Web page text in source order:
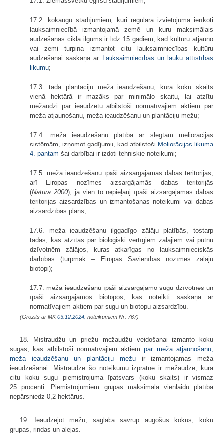
17.2. kokaugu stādījumiem, kuri regulārā izvietojumā ierīkoti
lauksaimniecībā izmantojamā zemē un kuru maksimālais
audzēšanas cikla ilgums ir līdz 15 gadiem, kad kultūru atjauno
vai zemi turpina izmantot citu lauksaimniecības kultūru
audzēšanai saskaņā ar Lauksaimniecības un lauku attīstības
likumu;
17.3. tāda plantāciju meža ieaudzēšanu, kurā koku skaits
vienā hektārā ir mazāks par minimālo skaitu, lai atzītu
mežaudzi par ieaudzētu atbilstoši normatīvajiem aktiem par
meža atjaunošanu, meža ieaudzēšanu un plantāciju mežu;
17.4. meža ieaudzēšanu platībā ar slēgtām meliorācijas
sistēmām, izņemot gadījumu, kad atbilstoši Meliorācijas likuma
4. pantam šai darbībai ir izdoti tehniskie noteikumi;
17.5. meža ieaudzēšanu īpaši aizsargājamās dabas teritorijās,
arī Eiropas nozīmes aizsargājamās dabas teritorijās
(Natura 2000), ja vien to nepieļauj īpaši aizsargājamās dabas
teritorijas aizsardzības un izmantošanas noteikumi vai dabas
aizsardzības plāns;
17.6. meža ieaudzēšanu ilggadīgo zālāju platībās, tostarp
tādās, kas atzītas par bioloģiski vērtīgiem zālājiem vai putnu
dzīvotnēm zālājos, kuras atkarīgas no lauksaimnieciskās
darbības (turpmāk – Eiropas Savienības nozīmes zālāju
biotopi);
17.7. meža ieaudzēšanu īpaši aizsargājamo sugu dzīvotnēs un
īpaši aizsargājamos biotopos, kas noteikti saskaņā ar
normatīvajiem aktiem par sugu un biotopu aizsardzību.
(Grozīts ar MK03.12.2024. noteikumiem Nr. 767)
18. Mistraudžu un priežu mežaudžu veidošanai izmanto koku
sugas, kas atbilstoši normatīvajiem aktiempar meža atjaunošanu,
meža ieaudzēšanu un plantāciju mežuir izmantojamas meža
ieaudzēšanai. Mistraudze šo noteikumu izpratnē ir mežaudze, kurā
citu koku sugu piemistrojuma īpatsvars (koku skaits) ir vismaz
25 procenti. Piemistrojumiem grupās maksimālā vienlaidu platība
nepārsniedz 0,2 hektārus.
19. Ieaudzējot mežu, saglabā savrup augošus kokus, koku
grupas, rindas un alejas.